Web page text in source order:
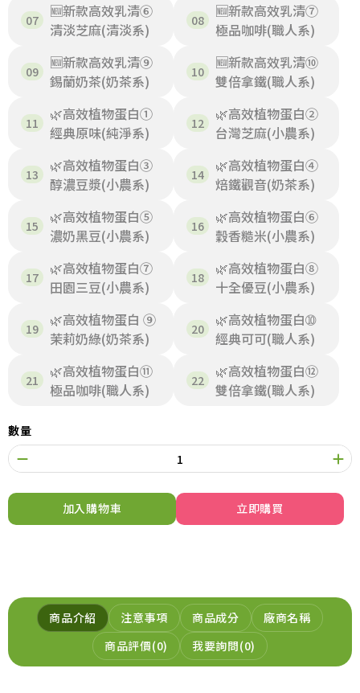
🆕新款高效乳清⑥
清淡芝麻(清淡系)
🆕新款高效乳清⑦
極品咖啡(職人系)
🆕新款高效乳清⑨
錫蘭奶茶(奶茶系)
🆕新款高效乳清⑩
雙倍拿鐵(職人系)
🌿高效植物蛋白①
經典原味(純淨系)
🌿高效植物蛋白②
台灣芝麻(小農系)
🌿高效植物蛋白③
醇濃豆漿(小農系)
🌿高效植物蛋白④
焙鐵觀音(奶茶系)
🌿高效植物蛋白⑤
濃奶黑豆(小農系)
🌿高效植物蛋白⑥
穀香糙米(小農系)
🌿高效植物蛋白⑦
田園三豆(小農系)
🌿高效植物蛋白⑧
十全優豆(小農系)
🌿高效植物蛋白 ⑨
茉莉奶綠(奶茶系)
🌿高效植物蛋白➉
經典可可(職人系)
🌿高效植物蛋白⑪
極品咖啡(職人系)
🌿高效植物蛋白⑫
雙倍拿鐵(職人系)
數量
加入購物車 立即購買
商品介紹 注意事項 商品成分
廠商名稱
商品評價 0 我要詢問 0